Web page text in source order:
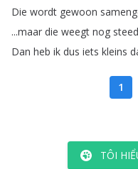
Die wordt gewoon
...maar die weegt nog
Dan heb ik dus iets kleins
1
TÔI